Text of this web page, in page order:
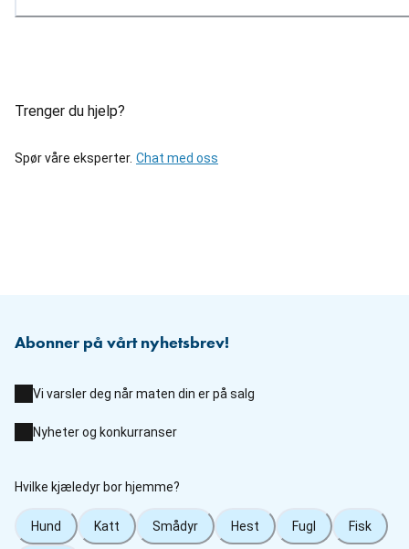
Trenger du hjelp?
Spør våre eksperter. Chat med oss
Abonner på vårt nyhetsbrev!
Vi varsler deg når maten din er på salg
Nyheter og konkurranser
Hvilke kjæledyr bor hjemme?
Hund Katt Smådyr Hest Fugl Fisk